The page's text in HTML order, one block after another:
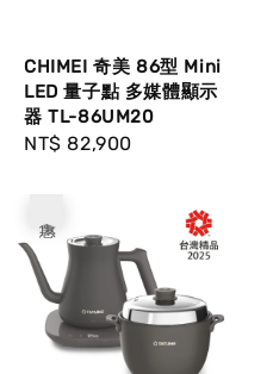
CHIMEI 奇美 86型 Mini
LED 量子點 多媒體顯示
器 TL-86UM20
Regular
NT$ 82,900